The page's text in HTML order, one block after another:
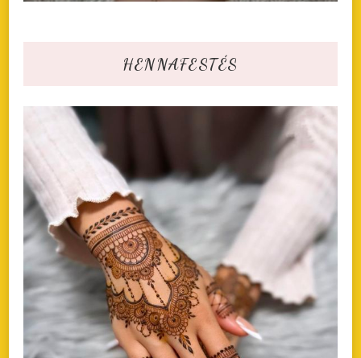
HENNAFESTÉS